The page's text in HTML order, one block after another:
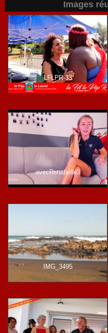
Images
LFLPR-33
avecRenabelle3
IMG_3495